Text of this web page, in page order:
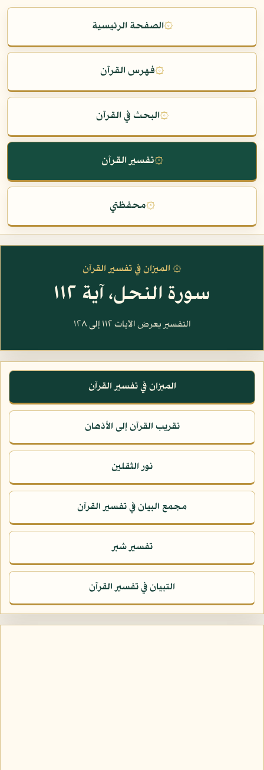
۞الصفحة الرئيسية
۞فهرس القرآن
۞البحث في القرآن
۞تفسير القرآن
۞محفظتي
۞ الميزان في تفسير القرآن
سورة النحل، آية ١١٢
التفسير يعرض الآيات ١١٢ إلى ١٢٨
الميزان في تفسير القرآن
تقريب القرآن إلى الأذهان
نور الثقلين
مجمع البيان في تفسير القرآن
تفسير شبر
التبيان في تفسير القرآن